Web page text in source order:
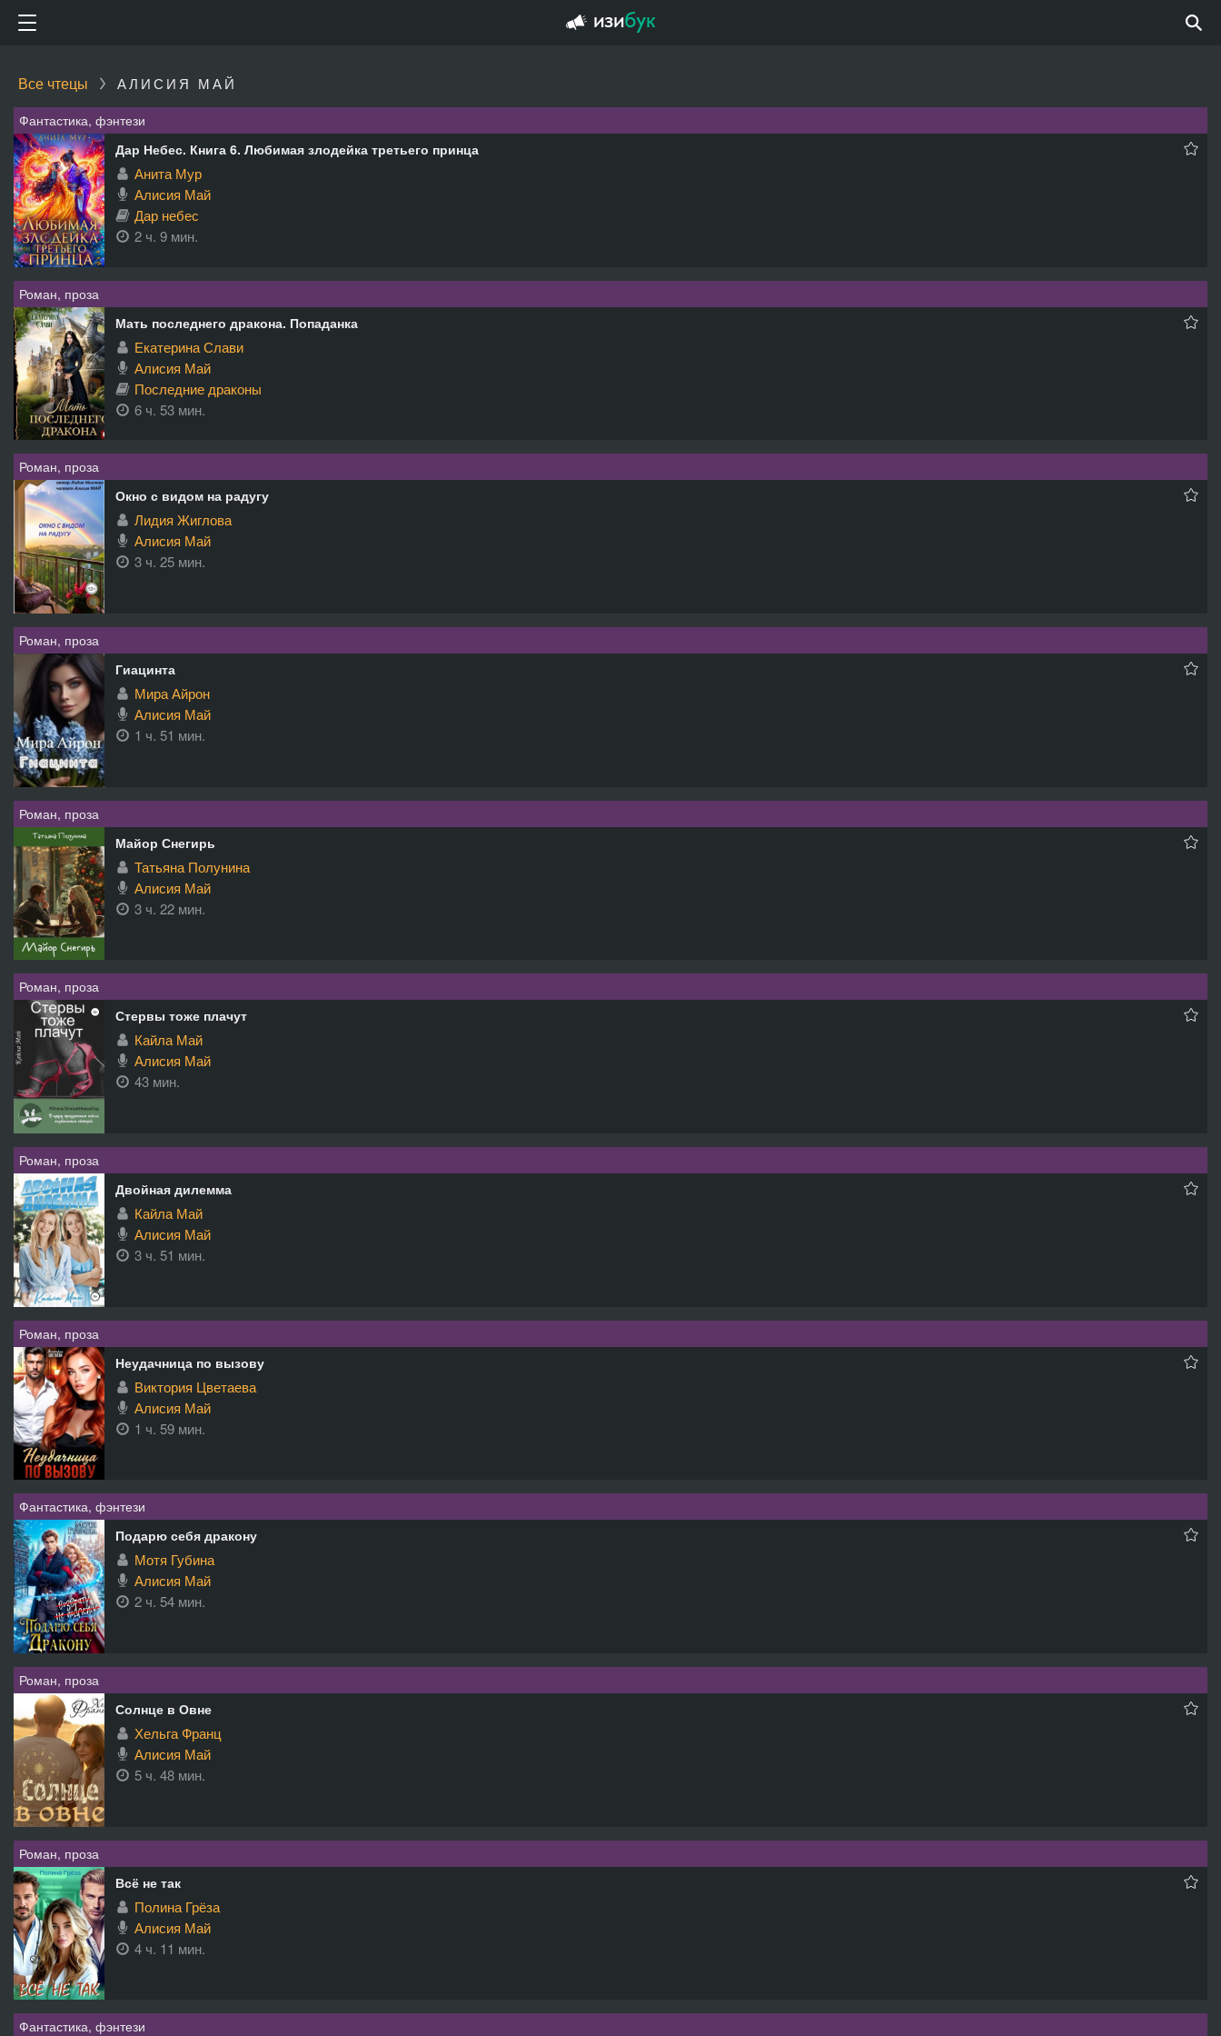
Все чтецы АЛИСИЯ МАЙ
Фантастика, фэнтези
Дар Небес. Книга 6. Любимая злодейка третьего принца
Анита Мур
Алисия Май
Дар небес
2 ч. 9 мин.
Роман, проза
Мать последнего дракона. Попаданка
Екатерина Слави
Алисия Май
Последние драконы
6 ч. 53 мин.
Роман, проза
Окно с видом на радугу
Лидия Жиглова
Алисия Май
3 ч. 25 мин.
Роман, проза
Гиацинта
Мира Айрон
Алисия Май
1 ч. 51 мин.
Роман, проза
Майор Снегирь
Татьяна Полунина
Алисия Май
3 ч. 22 мин.
Роман, проза
Стервы тоже плачут
Кайла Май
Алисия Май
43 мин.
Роман, проза
Двойная дилемма
Кайла Май
Алисия Май
3 ч. 51 мин.
Роман, проза
Неудачница по вызову
Виктория Цветаева
Алисия Май
1 ч. 59 мин.
Фантастика, фэнтези
Подарю себя дракону
Мотя Губина
Алисия Май
2 ч. 54 мин.
Роман, проза
Солнце в Овне
Хельга Франц
Алисия Май
5 ч. 48 мин.
Роман, проза
Всё не так
Полина Грёза
Алисия Май
4 ч. 11 мин.
Фантастика, фэнтези